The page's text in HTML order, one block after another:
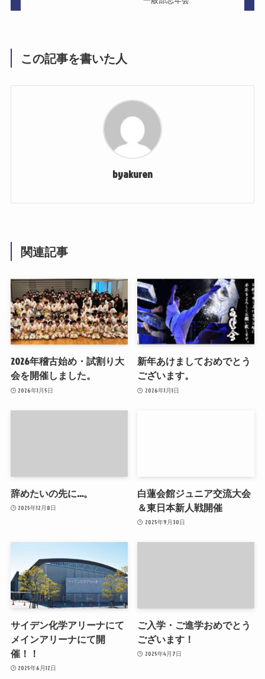
この記事を書いた人
byakuren
関連記事
2026年稽古始め・試割り大
会を開催しました。
2026年1月5日
新年あけましておめでとう
ございます。
2026年1月1日
辞めたいの先に…。
2025年12月8日
白蓮会館ジュニア交流大会
＆東日本新人戦開催
2025年9月30日
サイデン化学アリーナにて
メインアリーナにて開
催！！
2025年6月12日
ご入学・ご進学おめでとう
ございます！
2025年4月7日